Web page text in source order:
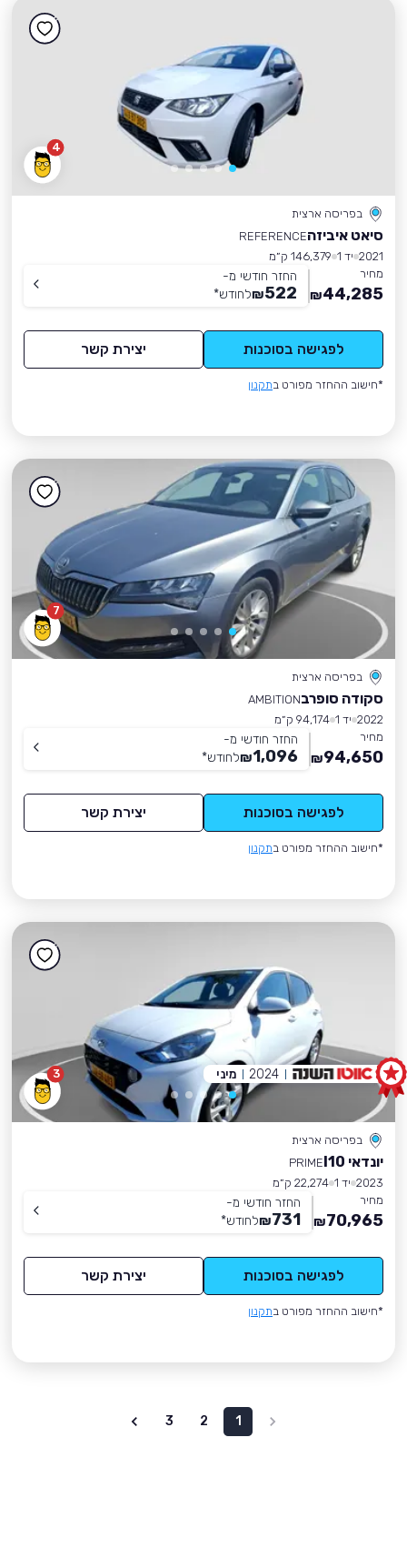
4
בפריסה ארצית
סיאט איביזהREFERENCE
2021 יד 1
146,379 ק״מ
מחיר
44,285
₪
החזר חודשי מ-
522
₪לחודש*
לפגישה בסוכנות יצירת קשר
*חישוב ההחזר מפורט בתקנון
7
בפריסה ארצית
סקודה סופרבAMBITION
2022 יד 1
94,174 ק״מ
מחיר
94,650
₪
החזר חודשי מ-
1,096
₪לחודש*
לפגישה בסוכנות יצירת קשר
*חישוב ההחזר מפורט בתקנון
3
בפריסה ארצית
יונדאי I10
PRIME
2023 יד 1
22,274 ק״מ
מחיר
70,965
₪
החזר חודשי מ-
731
₪לחודש*
לפגישה בסוכנות יצירת קשר
*חישוב ההחזר מפורט בתקנון
2024 מיני
1
2
3